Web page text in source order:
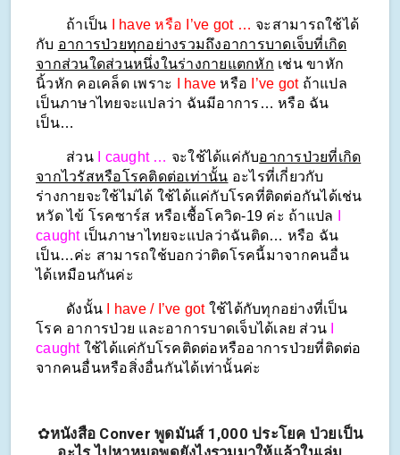
ถ้าเป็น I have หรือ I’ve got … จะสามารถใช้ได้
กับ อาการป่วยทุกอย่างรวมถึงอาการบาดเจ็บที่เกิด
จากส่วนใดส่วนหนึ่งในร่างกายแตกหัก เช่น ขาหัก
นิ้วหัก คอเคล็ด เพราะ
I have หรือ I’ve got ถ้าแปล
เป็นภาษาไทยจะแปลว่า ฉันมีอาการ… หรือ ฉัน
เป็น…
ส่วน I caught … จะใช้ได้แค่กับอาการป่วยที่เกิด
จากไวรัสหรือโรคติดต่อเท่านั้น อะไรที่เกี่ยวกับ
ร่างกายจะใช้ไม่ได้ ใช้ได้แค่กับโรคที่ติดต่อกันได้เช่น
หวัด ไข้ โรคซาร์ส หรือเชื้อโควิด-19 ค่ะ ถ้าแปล
caught เป็นภาษาไทยจะแปลว่าฉันติด… หรือ ฉัน
เป็น…ค่ะ สามารถใช้บอกว่าติดโรคนี้มาจากคนอื่น
ได้เหมือนกันค่ะ
ดังนั้น I have / I’ve got ใช้ได้กับทุกอย่างที่เป็น
โรค อาการป่วย และอาการบาดเจ็บได้เลย ส่วน
caught ใช้ได้แค่กับโรคติดต่อหรืออาการป่วยที่ติดต่อ
จากคนอื่นหรือสิ่งอื่นกันได้เท่านั้นค่ะ
✿หนังสือ Conver พูดมันส์ 1,000 ประโยค ป่วยเป็น